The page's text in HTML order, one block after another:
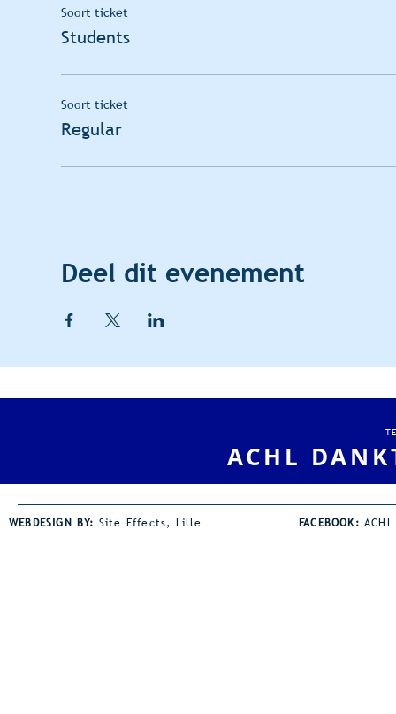
Soort ticket
Students
Soort ticket
Regular
Deel dit evenement
ACHL
WEBDESIGN BY: Site Effects, Lille FACEBOOK:ACHL